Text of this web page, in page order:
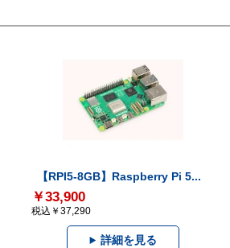
【RPI5-8GB】Raspberry Pi 5...
￥33,900
税込￥37,290
詳細を見る